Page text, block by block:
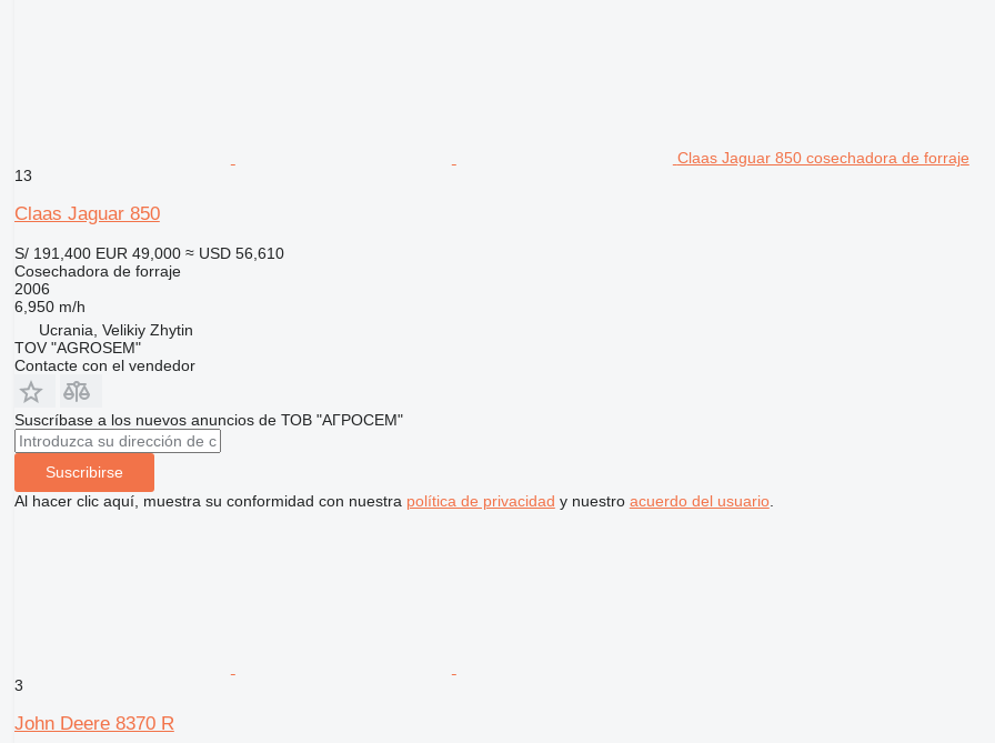
Claas Jaguar 850 cosechadora de forraje
13
Claas Jaguar 850
S/ 191,400 EUR 49,000 ≈ USD 56,610
Cosechadora de forraje
2006
6,950 m/h
Ucrania, Velikiy Zhytin
TOV "AGROSEM"
Contacte con el vendedor
Suscríbase a los nuevos anuncios de ТОВ "АГРОСЕМ"
Suscribirse
Al hacer clic aquí, muestra su conformidad con nuestra política de privacidad y nuestro acuerdo del usuario.
3
John Deere 8370 R